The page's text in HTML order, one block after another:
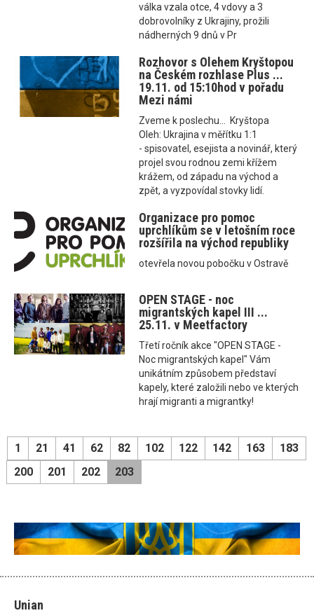
válka vzala otce, 4 vdovy a 3
dobrovolníky z Ukrajiny, prožili
nádherných 9 dnů v Pr
Rozhovor s Olehem Kryštopou
na Českém rozhlase Plus ...
19.11. od 15:10hod v pořadu
Mezi námi
Zveme k poslechu... Kryštopa
Oleh: Ukrajina v měřítku 1:1
- spisovatel, esejista a novinář, který
projel svou rodnou zemi křížem
krážem, od západu na východ a
zpět, a vyzpovídal stovky lidí.
Organizace pro pomoc
uprchlíkům se v letošním roce
rozšířila na východ republiky
otevřela novou pobočku v Ostravě
OPEN STAGE - noc
migrantských kapel III ...
25.11. v Meetfactory
Třetí ročník akce "OPEN STAGE -
Noc migrantských kapel" Vám
unikátním způsobem představí
kapely, které založili nebo ve kterých
hrají migranti a migrantky!
1 21 41 62 82 102 122 142 163
183
200
201 202 203
Unian